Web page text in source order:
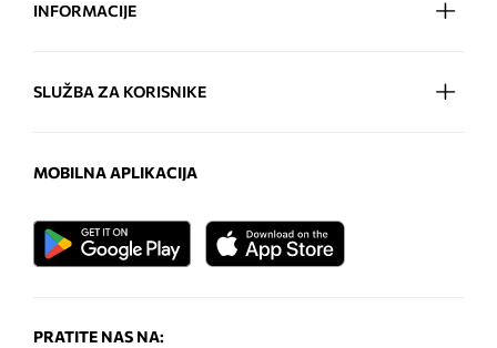
INFORMACIJE
SLUŽBA ZA KORISNIKE
MOBILNA APLIKACIJA
PRATITE NAS NA: